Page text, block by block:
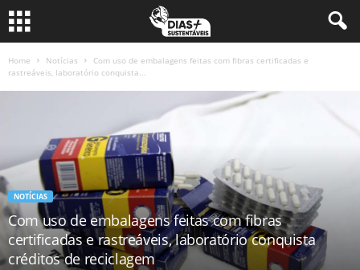
Home Notícias
Com uso de embalagens feitas com fibras certificadas e
rastreáveis, laboratório conquista...
NOTÍCIAS
Com uso de embalagens feitas com fibras
certificadas e rastreáveis, laboratório conquista
créditos de reciclagem